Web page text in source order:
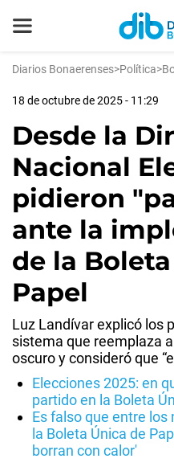
Diarios Bonaerenses>Política>
18 de octubre de 2025 - 11:29
Desde la
Nacional
pidieron
ante la
de la
Papel
Luz Landívar explicó los
sistema que reemplaza
oscuro y consideró que
Elecciones 2025: en
partido en la Boleta
Es falso que entre
la Boleta Única de
borran con calor'